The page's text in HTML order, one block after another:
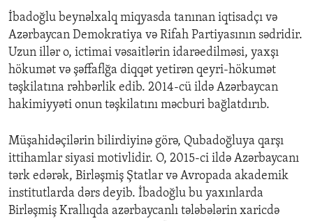
İbadoğlu beynəlxalq miqyasda tanınan iqtisadçı və
Azərbaycan Demokratiya və Rifah Partiyasının sədridir.
Uzun illər o, ictimai vəsaitlərin idarəedilməsi, yaxşı
hökumət və şəffaflğa diqqət yetirən qeyri-hökumət
təşkilatına rəhbərlik edib. 2014-cü ildə Azərbaycan
hakimiyyəti onun təşkilatını məcburi bağlatdırıb.
Müşahidəçilərin bilirdiyinə görə, Qubadoğluya qarşı
ittihamlar siyasi motivlidir. O, 2015-ci ildə Azərbaycanı
tərk edərək, Birləşmiş Ştatlar və Avropada akademik
institutlarda dərs deyib. İbadoğlu bu yaxınlarda
Birləşmiş Krallıqda azərbaycanlı tələbələrin xaricdə